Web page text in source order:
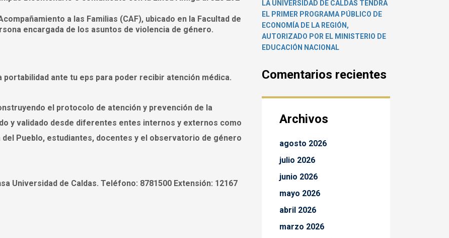
a las Familias (CAF), ubicado en la Facultad de
encargada de los asuntos de violencia de género.
ante tu eps para poder recibir atención médica.
el protocolo de atención y prevención de la
y validado desde diferentes entes internos y externos como
Pueblo, estudiantes, docentes y el observatorio de género
Universidad de Caldas. Teléfono: 8781500 Extensión: 12167
LA UNIVERSIDAD DE CALDAS TENDRÁ
EL PRIMER PROGRAMA PÚBLICO DE
ECONOMÍA DE LA REGIÓN,
AUTORIZADO POR EL MINISTERIO DE
EDUCACIÓN NACIONAL
Comentarios recientes
Archivos
agosto 2026
julio 2026
junio 2026
mayo 2026
abril 2026
marzo 2026